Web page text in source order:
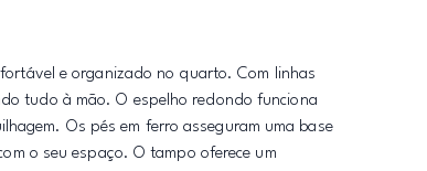
e organizado no quarto. Com linhas
tudo à mão. O espelho redondo funciona
Os pés em ferro asseguram uma base
o seu espaço. O tampo oferece um